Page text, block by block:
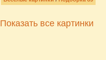
Показать все картинки